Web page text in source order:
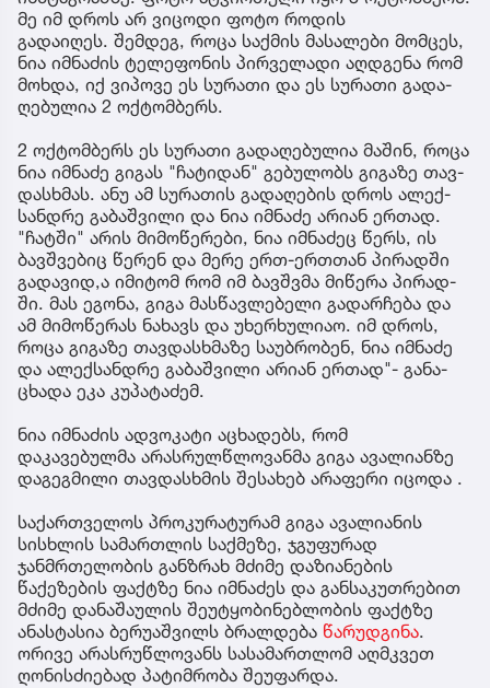
მე იმ დროს არ ვიცოდი ფოტო როდის
გადაიღეს. შემ­დეგ, როცა საქ­მის მა­სა­ლე­ბი მომ­ცეს,
ნია იმ­ნა­ძის ტე­ლე­ფო­ნის პირ­ვე­ლა­დი აღ­დგე­ნა რომ
მოხ­და, იქ ვი­პო­ვე ეს სუ­რა­თი და ეს სუ­რა­თი გა­და­
ღე­ბუ­ლია 2 ოქ­ტომ­ბერს.
2 ოქ­ტომ­ბერს ეს სუ­რა­თი გა­და­ღე­ბუ­ლია მა­შინ, როცა
ნია იმ­ნა­ძე გი­გას "ჩა­ტი­დან" გე­ბუ­ლობს გი­გა­ზე თავ­
დას­ხმას. ანუ ამ სუ­რა­თის გა­და­ღე­ბის დროს ალექ­
სან­დრე გა­ბაშ­ვი­ლი და ნია იმ­ნა­ძე არი­ან ერ­თად.
"ჩატ­ში" არის მი­მო­წე­რე­ბი, ნია იმ­ნა­ძეც წერს, ის
ბავ­შვე­ბიც წე­რენ და მერე ერთ-ერ­თთან პი­რად­ში
გა­და­ვი­დ,ა იმი­ტომ რომ იმ ბავ­შვმა მი­წე­რა პი­რად­
ში. მას ეგო­ნა, გიგა მას­წავ­ლე­ბე­ლი გა­დარ­ჩე­ბა და
ამ მი­მო­წე­რას ნა­ხავს და უხერ­ხუ­ლი­აო. იმ დროს,
როცა გი­გა­ზე თავ­დას­ხმა­ზე სა­უბ­რო­ბენ, ნია იმ­ნა­ძე
და ალექ­სან­დრე გა­ბაშ­ვი­ლი არი­ან ერ­თად"- გა­ნა­
ცხა­და ეკა კუ­პა­ტა­ძემ.
ნია იმნაძის ადვოკატი აცხადებს, რომ
დაკავებულმა არასრულწლოვანმა გიგა ავალიანზე
დაგეგმილი თავდასხმის შესახებ არაფერი იცოდა .
საქართველოს პროკურატურამ გიგა ავალიანის
სისხლის სამართლის საქმეზე, ჯგუფურად
ჯანმრთელობის განზრახ მძიმე დაზიანების
წაქეზების ფაქტზე ნია იმნაძეს და განსაკუთრებით
მძიმე დანაშაულის შეუტყობინებლობის ფაქტზე
ანასტასია ბერუაშვილს ბრალდება წარუდგინა.
ორივე არასრუწლოვანს სასამართლომ აღმკვეთ
ღონისძიებად პატიმრობა შეუფარდა.